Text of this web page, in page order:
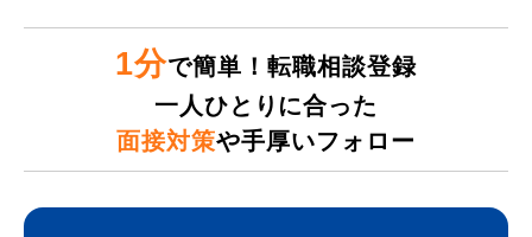
1分で簡単！転職相談登録
一人ひとりに合った
面接対策や手厚いフォロー